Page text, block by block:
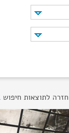
חזרה לתוצאות חיפוש